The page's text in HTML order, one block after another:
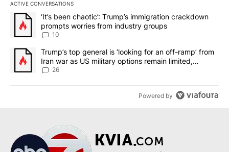
ACTIVE CONVERSATIONS
The following is a list of the most commented articles in the last
A trending article titled "‘It’s been chaotic’: Trump’s
‘It’s been chaotic’: Trump’s immigration crackdown
prompts worries from industry groups
10
A trending article titled "Trump’s top general is ‘looking for an
Trump’s top general is ‘looking for an off-ramp’ from
Iran war as US military options remain limited,
sources say
26
Powered by